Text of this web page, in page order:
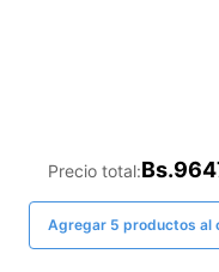
compra
20%
Precio total:
Agregar 5 productos al